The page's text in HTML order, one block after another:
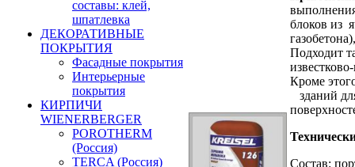
составы: клей,
шпатлевка
ДЕКОРАТИВНЫЕ
ПОКРЫТИЯ
Фасадные покрытия
Интерьерные
покрытия
КИРПИЧИ
WIENERBERGER
POROTHERM
(Россия)
TERCA (Россия)
блоков из
Подходит
Кроме
зданий
Состав: